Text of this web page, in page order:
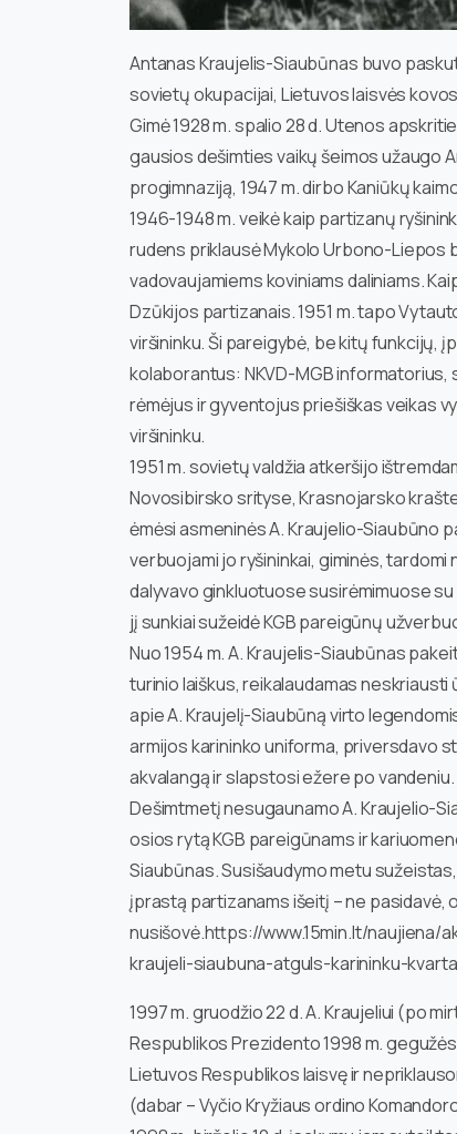
Antanas Kraujelis-Siaubūnas buvo
sovietų okupacijai, Lietuvos laisvės
Gimė 1928 m. spalio 28 d. Utenos
gausios dešimties vaikų šeimos užaugo
progimnaziją, 1947 m. dirbo Kaniūkų
1946-1948 m. veikė kaip partizanų
rudens priklausė Mykolo Urbono-Liepos
vadovaujamiems koviniams daliniams.
Dzūkijos partizanais. 1951 m. tapo
viršininku. Ši pareigybė, be kitų funkcijų,
kolaborantus: NKVD-MGB
rėmėjus ir gyventojus priešiškas veikas
viršininku.
1951 m. sovietų valdžia atkeršijo
Novosibirsko srityse, Krasnojarsko
ėmėsi asmeninės A. Kraujelio-Siaubūno
verbuojami jo ryšininkai, giminės,
dalyvavo ginkluotuose susirėmimuose
jį sunkiai sužeidė KGB pareigūnų
Nuo 1954 m. A. Kraujelis-Siaubūnas
turinio laiškus, reikalaudamas
apie A. Kraujelį-Siaubūną virto
armijos karininko uniforma, priversdavo
akvalangą ir slapstosi ežere po vandeniu.
Dešimtmetį nesugaunamo A. Kraujelio-
osios rytą KGB pareigūnams ir
Siaubūnas. Susišaudymo metu
įprastą partizanams išeitį – ne pasidavė, o
nusišovė.https://www.15min.lt/
kraujeli-siaubuna-atguls-karininku-
1997 m. gruodžio 22 d. A. Kraujeliui (po
Respublikos Prezidento 1998 m.
Lietuvos Respublikos laisvę ir
(dabar – Vyčio Kryžiaus ordino